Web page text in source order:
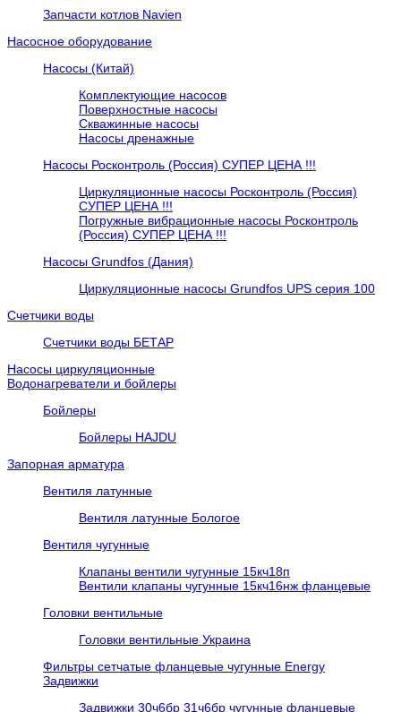
Запчасти котлов Navien
Насосное оборудование
Насосы (Китай)
Комплектующие насосов
Поверхностные насосы
Скважинные насосы
Насосы дренажные
Насосы Росконтроль (Россия) СУПЕР ЦЕНА !!!
Циркуляционные насосы Росконтроль (Россия)
СУПЕР ЦЕНА !!!
Погружные вибрационные насосы Росконтроль
(Россия) СУПЕР ЦЕНА !!!
Насосы Grundfos (Дания)
Циркуляционные насосы Grundfos UPS серия 100
Счетчики воды
Счетчики воды БЕТАР
Насосы циркуляционные
Водонагреватели и бойлеры
Бойлеры
Бойлеры HAJDU
Запорная арматура
Вентиля латунные
Вентиля латунные Бологое
Вентиля чугунные
Клапаны вентили чугунные 15кч18п
Вентили клапаны чугунные 15кч16нж фланцевые
Головки вентильные
Головки вентильные Украина
Фильтры сетчатые фланцевые чугунные Energy
Задвижки
Задвижки 30ч6бр 31ч6бр чугунные фланцевые